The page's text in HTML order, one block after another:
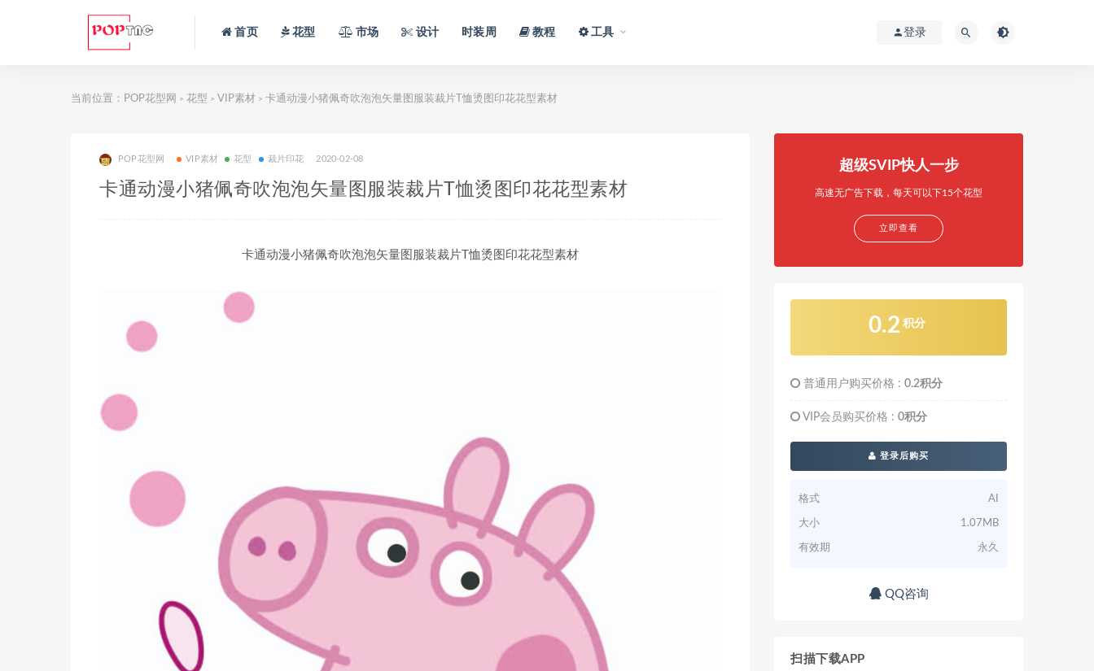
首页 花型 市场 设计 时装周 教程 工具 登录
当前位置： POP花型网 > 花型 > VIP素材 > 卡通动漫小猪佩奇吹泡泡矢量图服装裁片T恤烫图印花花型素材
POP花型网 VIP素材 花型 裁片印花 2020-02-08
卡通动漫小猪佩奇吹泡泡矢量图服装裁片T恤烫图印花花型素材
卡通动漫小猪佩奇吹泡泡矢量图服装裁片T恤烫图印花花型素材
超级SVIP快人一步
高速无广告下载，每天可以下15个花型
立即查看
0.2 积分
普通用户购买价格 : 0.2积分
VIP会员购买价格 : 0积分
登录后购买
格式 AI
大小 1.07MB
有效期 永久
QQ咨询
扫描下载APP